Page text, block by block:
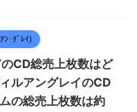
ﾝ･ｸﾞﾚｲ)
のCD総売上枚数はど
ルアングレイのCD
の総売上枚数は約